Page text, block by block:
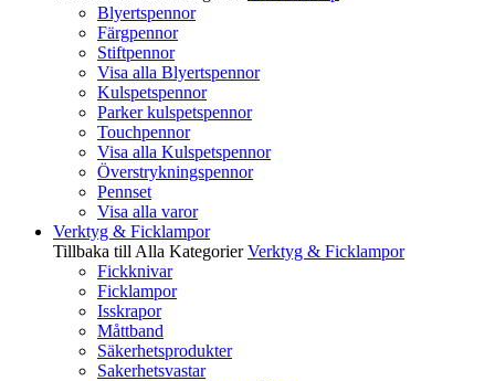
Blyertspennor
Färgpennor
Stiftpennor
Visa alla Blyertspennor
Kulspetspennor
Parker kulspetspennor
Touchpennor
Visa alla Kulspetspennor
Överstrykningspennor
Pennset
Visa alla varor
Verktyg & Ficklampor
Tillbaka till Alla Kategorier Verktyg & Ficklampor
Fickknivar
Ficklampor
Isskrapor
Måttband
Säkerhetsprodukter
Sakerhetsvastar